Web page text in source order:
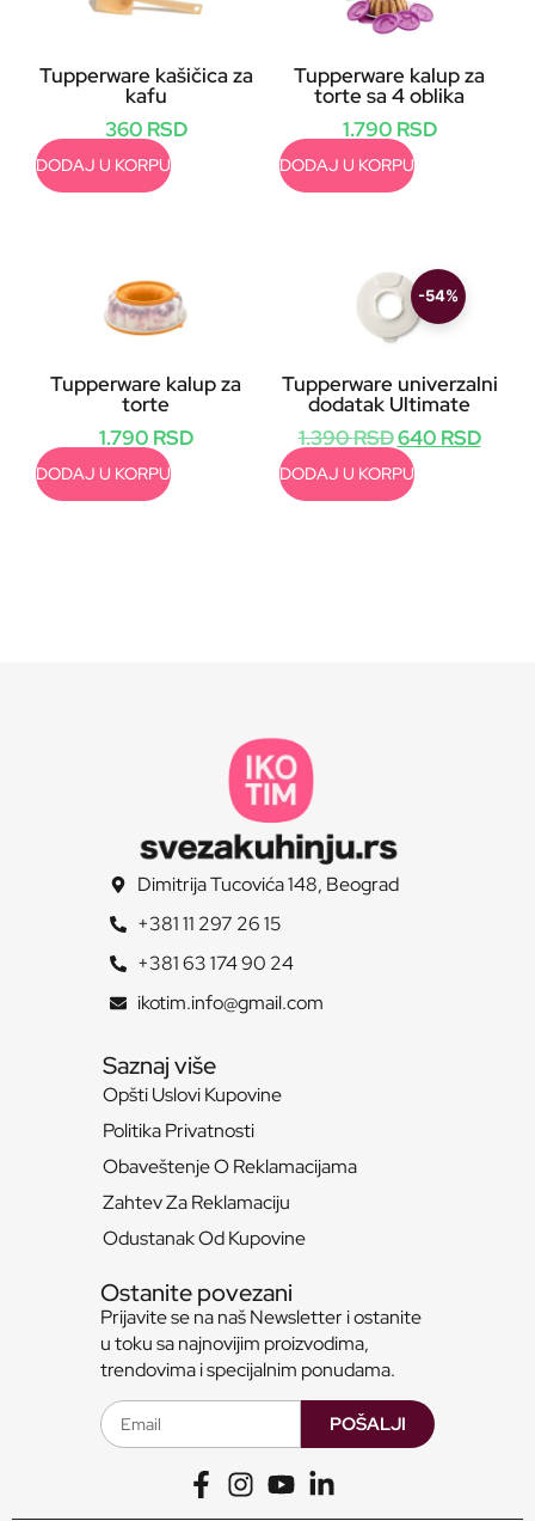
Tupperware kašičica za
kafu
360 RSD
DODAJ U KORPU
Tupperware kalup za
torte sa 4 oblika
1.790 RSD
DODAJ U KORPU
Tupperware kalup za
torte
1.790 RSD
DODAJ U KORPU
-54%
Tupperware univerzalni
dodatak Ultimate
1.390RSD640 RSD
DODAJ U KORPU
Dimitrija Tucovića 148, Beograd
+381 11 297 26 15
+381 63 174 90 24
ikotim.info@gmail.com
Saznaj više
Opšti Uslovi Kupovine
Politika Privatnosti
Obaveštenje O Reklamacijama
Zahtev Za Reklamaciju
Odustanak Od Kupovine
Ostanite povezani
Prijavite se na naš Newsletter i ostanite
u toku sa najnovijim proizvodima,
trendovima i specijalnim ponudama.
POŠALJI